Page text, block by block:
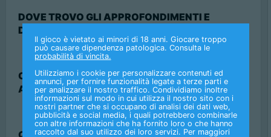
DOVE TROVO GLI APPROFONDIMENTI E
DETTAGLI SULLE TIPOLOGIE DI SCOMMESSE?
CHE COS'È LA REFERTAZIONE DI UN
AVVENIMENTO?
Il gioco è vietato ai minori di 18 anni. Giocare troppo
può causare dipendenza patologica. Consulta le
probabilità di vincita.
Utilizziamo i cookie per personalizzare contenuti ed
annunci, per fornire funzionalità legate a terze parti e
per analizzare il nostro traffico. Condividiamo inoltre
informazioni sul modo in cui utilizza il nostro sito con i
nostri partner che si occupano di analisi dei dati web,
pubblicità e social media, i quali potrebbero combinarle
con altre informazioni che ha fornito loro o che hanno
raccolto dal suo utilizzo dei loro servizi. Per maggiori